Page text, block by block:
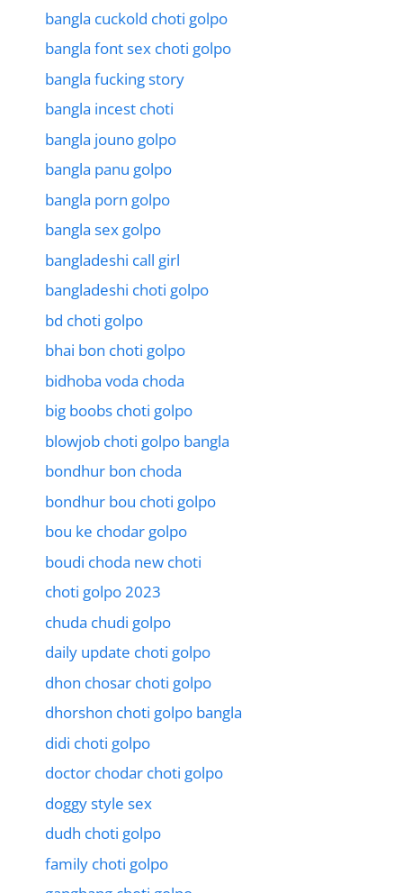
bangla cuckold choti golpo
bangla font sex choti golpo
bangla fucking story
bangla incest choti
bangla jouno golpo
bangla panu golpo
bangla porn golpo
bangla sex golpo
bangladeshi call girl
bangladeshi choti golpo
bd choti golpo
bhai bon choti golpo
bidhoba voda choda
big boobs choti golpo
blowjob choti golpo bangla
bondhur bon choda
bondhur bou choti golpo
bou ke chodar golpo
boudi choda new choti
choti golpo 2023
chuda chudi golpo
daily update choti golpo
dhon chosar choti golpo
dhorshon choti golpo bangla
didi choti golpo
doctor chodar choti golpo
doggy style sex
dudh choti golpo
family choti golpo